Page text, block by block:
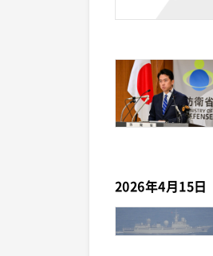
2026年4月15日